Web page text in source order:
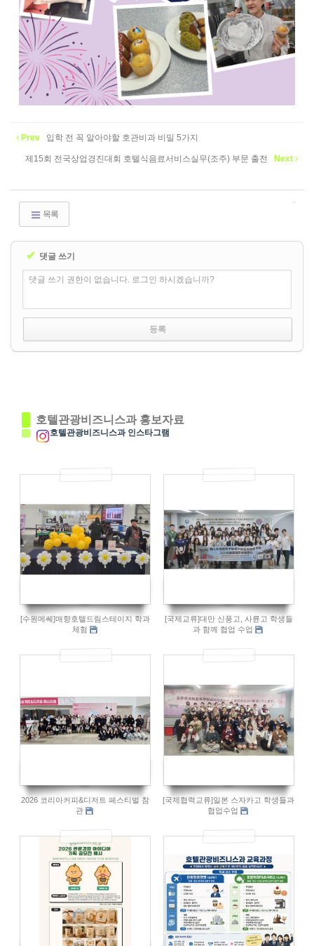
Prev 입학 전 꼭 알아야할 호관비과 비밀 5가지
제15회 전국상업경진대회 호텔식음료서비스실무(조주) 부문 출전 Next
목록
✔ 댓글 쓰기
댓글 쓰기 권한이 없습니다. 로그인 하시겠습니까?
호텔관광비즈니스과 홍보자료
호텔관광비즈니스과 인스타그램
78
[수원메쎄]매향호텔드림스테이지 학과
체험
78
[국제교류]대만 신풍고, 사륜고 학생들
과 함께 협업 수업
2026 코리아커피&디저트 페스티벌 참
관
[국제협력교류]일본 스자카고 학생들과
협업수업
91